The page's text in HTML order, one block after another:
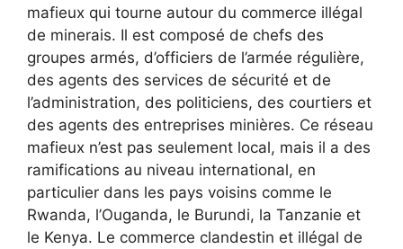
mafieux qui tourne autour du commerce illégal
de minerais. Il est composé de chefs des
groupes armés, d’officiers de l’armée régulière,
des agents des services de sécurité et de
l’administration, des politiciens, des courtiers et
des agents des entreprises minières. Ce réseau
mafieux n’est pas seulement local, mais il a des
ramifications au niveau international, en
particulier dans les pays voisins comme le
Rwanda, l’Ouganda, le Burundi, la Tanzanie et
le Kenya. Le commerce clandestin et illégal de